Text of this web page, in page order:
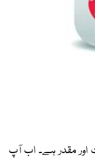
اور مقدر ہے۔ اب آپ